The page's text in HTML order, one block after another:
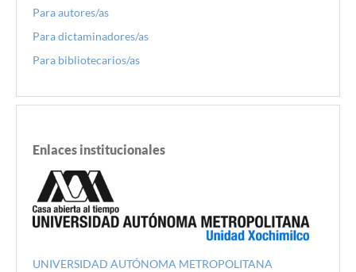
Para autores/as
Para dictaminadores/as
Para bibliotecarios/as
Enlaces institucionales
UNIVERSIDAD AUTÓNOMA METROPOLITANA